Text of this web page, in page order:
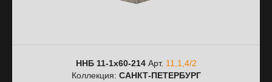
ННБ 11-1х60-214Арт. 11,1,4/2
Коллекция: САНКТ-ПЕТЕРБУРГ